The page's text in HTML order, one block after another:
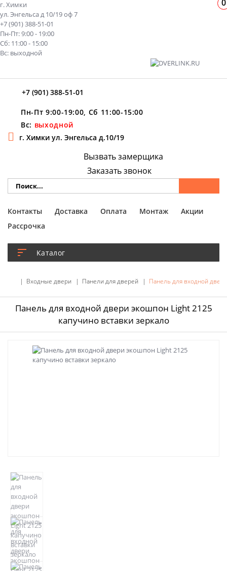
г. Химки
ул. Энгельса д 10/19 оф 7
+7 (901) 388-51-01
Пн-Пт: 9:00 - 19:00
Сб: 11:00 - 15:00
Вс: выходной
+7 (901) 388-51-01
Пн-Пт 9:00-19:00, Сб 11:00-15:00
Вс: выходной
г. Химки ул. Энгельса д.10/19
Каталог
Вызвать замерщика
Заказать звонок
Контакты Доставка Оплата Монтаж
Акции
Рассрочка
Входные двери Панели для дверей Панель для входной
Панель для входной двери экошпон Light 2125
капучино вставки зеркало
0